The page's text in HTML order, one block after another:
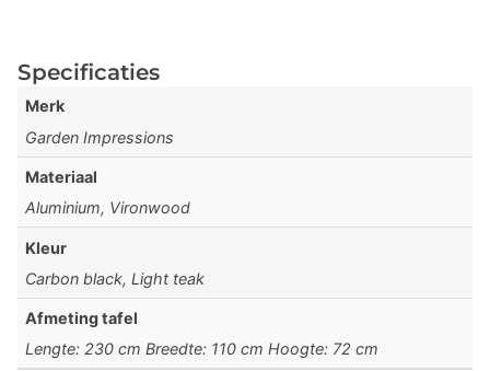
Specificaties
Merk
Garden Impressions
Materiaal
Aluminium, Vironwood
Kleur
Carbon black, Light teak
Afmeting tafel
Lengte: 230 cm Breedte: 110 cm Hoogte: 72 cm